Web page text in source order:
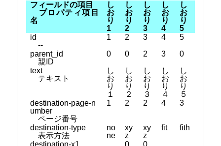
フィールドの項目
プロパティ項目
名
し
お
り
1
し
お
り
2
し
お
り
3
し
お
り
4
し
お
り
5
id
--
1 2 3 4
5
parent_id
親ID
0 0 2 3
0
text
テキスト
し
お
り
１
し
お
り
２
し
お
り
３
し
お
り
４
し
お
り
５
destination-page-n
umber
ページ番号
1 2 2 4 3
destination-type
表示方法
no
ne
xy
z
xy
z
fit
fith